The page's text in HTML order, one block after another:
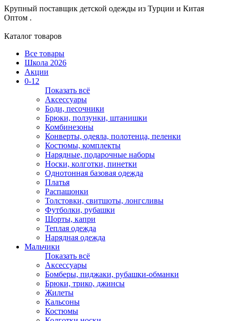
Крупный поставщик детской одежды из Турции и Китая
Оптом .
Каталог товаров
Все товары
Школа 2026
Акции
0-12
Показать всё
Аксессуары
Боди, песочники
Брюки, ползунки, штанишки
Комбинезоны
Конверты, одеяла, полотенца, пеленки
Костюмы, комплекты
Нарядные, подарочные наборы
Носки, колготки, пинетки
Однотонная базовая одежда
Платья
Распашонки
Толстовки, свитшоты, лонгсливы
Футболки, рубашки
Шорты, капри
Теплая одежда
Нарядная одежда
Мальчики
Показать всё
Аксессуары
Бомберы, пиджаки, рубашки-обманки
Брюки, трико, джинсы
Жилеты
Кальсоны
Костюмы